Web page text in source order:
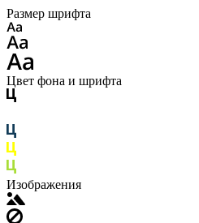
Размер шрифта
Цвет фона и шрифта
Изображения